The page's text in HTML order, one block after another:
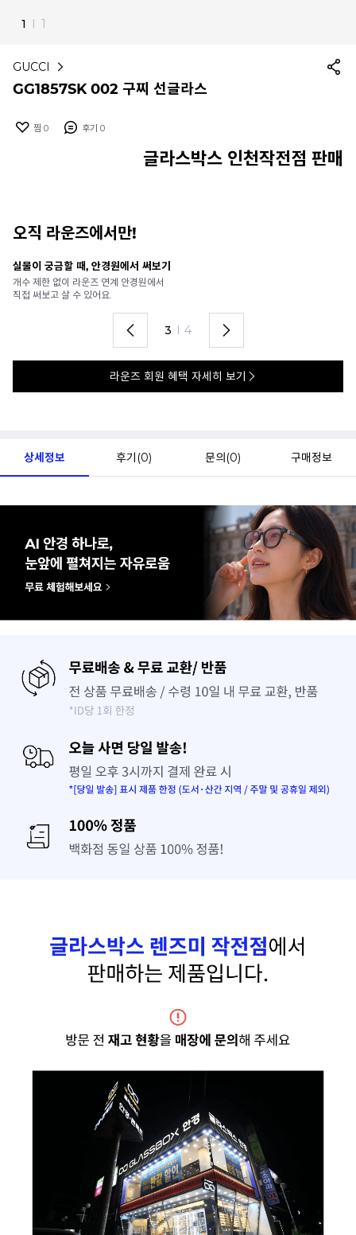
1 I 1
GUCCI
GG1857SK 002 구찌 선글라스
찜 0 후기 0
글라스박스 인천작전점 판매
오직 라운즈에서만!
실물이 궁금할 때, 안경원에서 써보기
개수 제한 없이 라운즈 연계 안경원에서
직접 써보고 살 수 있어요.
3 I 4
라운즈 회원 혜택 자세히 보기
상세정보 후기(0) 문의(0) 구매정보